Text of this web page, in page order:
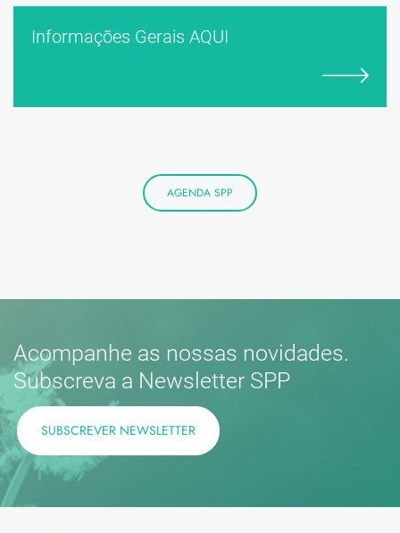
Informações Gerais AQUI
AGENDA SPP
Acompanhe as nossas novidades.
Subscreva a Newsletter SPP
SUBSCREVER NEWSLETTER